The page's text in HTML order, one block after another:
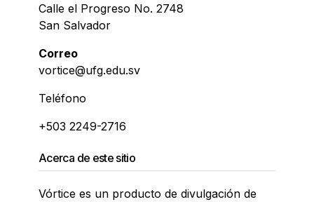
Calle el Progreso No. 2748
San Salvador
Correo
vortice@ufg.edu.sv
Teléfono
+503 2249-2716
Acerca de este sitio
Vórtice es un producto de divulgación de